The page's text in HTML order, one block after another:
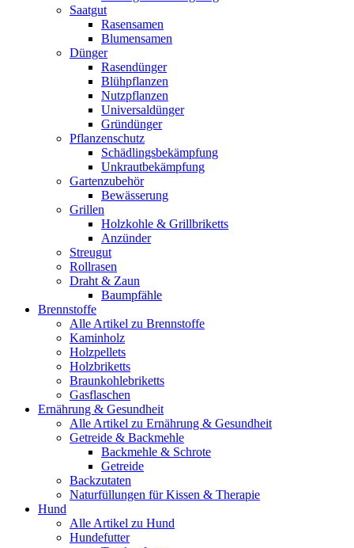
Saatgut
Rasensamen
Blumensamen
Dünger
Rasendünger
Blühpflanzen
Nutzpflanzen
Universaldünger
Gründünger
Pflanzenschutz
Schädlingsbekämpfung
Unkrautbekämpfung
Gartenzubehör
Bewässerung
Grillen
Holzkohle & Grillbriketts
Anzünder
Streugut
Rollrasen
Draht & Zaun
Baumpfähle
Brennstoffe
Alle Artikel zu Brennstoffe
Kaminholz
Holzpellets
Holzbriketts
Braunkohlebriketts
Gasflaschen
Ernährung & Gesundheit
Alle Artikel zu Ernährung & Gesundheit
Getreide & Backmehle
Backmehle & Schrote
Getreide
Backzutaten
Naturfüllungen für Kissen & Therapie
Hund
Alle Artikel zu Hund
Hundefutter